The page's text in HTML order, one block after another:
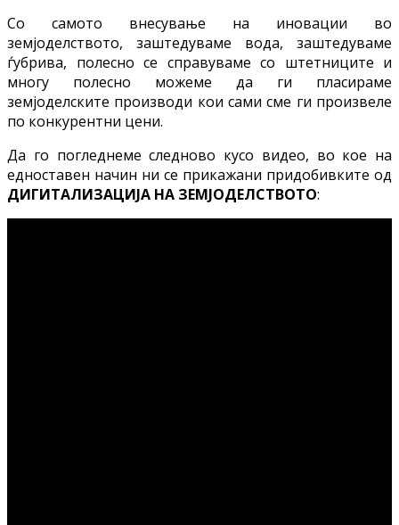
Со самото внесување на иновации во
земјоделството, заштедуваме вода, заштедуваме
ѓубрива, полесно се справуваме со штетниците и
многу полесно можеме да ги пласираме
земјоделските производи кои сами сме ги произвеле
по конкурентни цени.
Да го погледнеме следново кусо видео, во кое на
едноставен начин ни се прикажани придобивките од
ДИГИТАЛИЗАЦИЈА НА ЗЕМЈОДЕЛСТВОТО: